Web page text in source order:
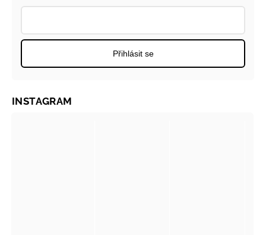
Přihlásit se
INSTAGRAM